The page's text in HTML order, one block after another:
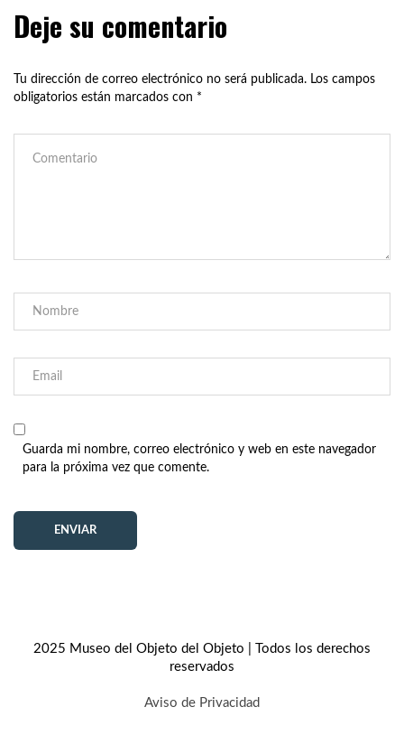
Deje su comentario
Tu dirección de correo electrónico no será publicada. Los campos
obligatorios están marcados con *
Guarda mi nombre, correo electrónico y web en este navegador
para la próxima vez que comente.
2025 Museo del Objeto del Objeto | Todos los derechos
reservados
Aviso de Privacidad